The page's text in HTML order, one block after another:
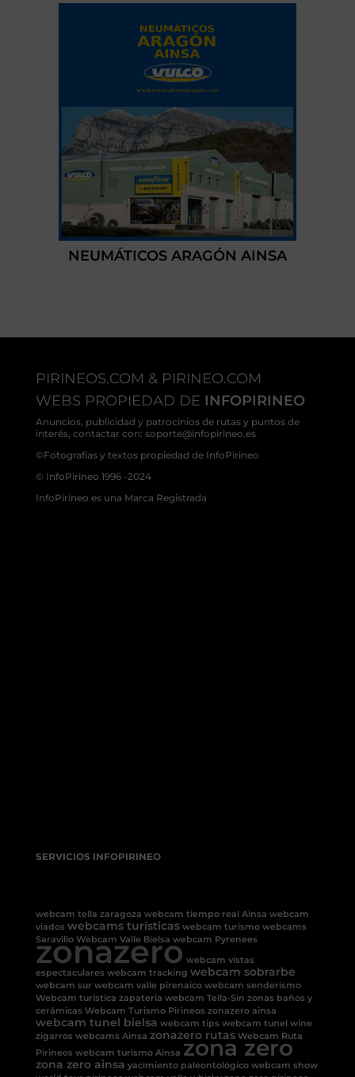
NEUMÁTICOS ARAGÓN AINSA
PIRINEOS.COM & PIRINEO.COM
WEBS PROPIEDAD DE INFOPIRINEO
Anuncios, publicidad y patrocinios de rutas y puntos de
interés, contactar con: soporte@infopirineo.es
©Fotografías y textos propiedad de InfoPirineo
© InfoPirineo 1996 -2024
InfoPirineo es una Marca Registrada
SERVICIOS INFOPIRINEO
webcam tella zaragoza webcam tiempo real Ainsa webcam
viados webcams turísticas webcam turismo webcams
Saravillo Webcam Valle Bielsa webcam Pyrenees
zonazero webcam vistas
espectaculares webcam tracking webcam sobrarbe
webcam sur webcam valle pirenaico webcam senderismo
Webcam turística zapateria webcam Tella-Sin zonas baños y
cerámicas Webcam Turismo Pirineos zonazero ainsa
webcam tunel bielsa webcam tips webcam tunel wine
zigarros webcams Ainsa zonazero rutas Webcam Ruta
Pirineos webcam turismo Ainsa zona zero
zona zero ainsa yacimiento paleontológico webcam show